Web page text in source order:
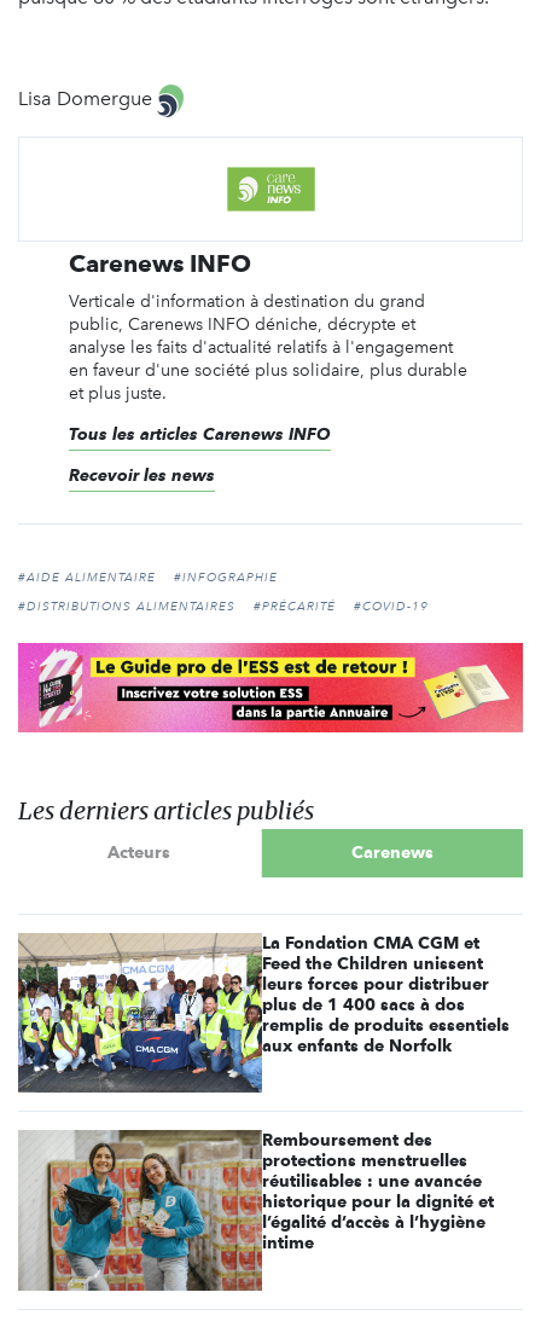
Lisa Domergue
Carenews INFO
Verticale d'information à destination du grand
public, Carenews INFO déniche, décrypte et
analyse les faits d'actualité relatifs à l'engagement
en faveur d'une société plus solidaire, plus durable
et plus juste.
Tous les articles Carenews INFO
Recevoir les news
#AIDE ALIMENTAIRE
#INFOGRAPHIE
#DISTRIBUTIONS ALIMENTAIRES
#PRÉCARITÉ #COVID-19
Les derniers articles publiés
Acteurs Carenews
La Fondation CMA CGM et
Feed the Children unissent
leurs forces pour distribuer
plus de 1 400 sacs à dos
remplis de produits essentiels
aux enfants de Norfolk
Remboursement des
protections menstruelles
réutilisables : une avancée
historique pour la dignité et
l’égalité d’accès à l’hygiène
intime